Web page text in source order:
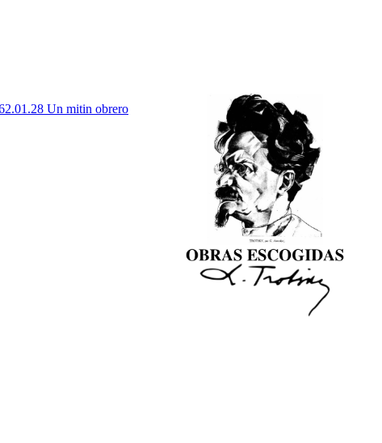
Un mitin obrero